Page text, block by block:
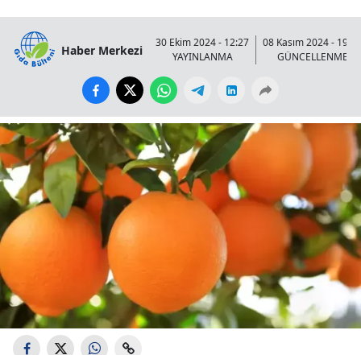
Haber Merkezi
30 Ekim 2024 - 12:27
YAYINLANMA
08 Kasım 2024 - 19:03
GÜNCELLENME